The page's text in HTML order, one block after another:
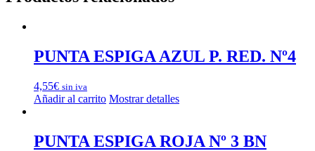
PUNTA ESPIGA AZUL P. RED. Nº4
4,55€ sin iva
Añadir al carrito Mostrar detalles
PUNTA ESPIGA ROJA Nº 3 BN